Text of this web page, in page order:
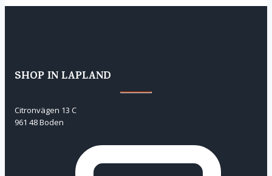
SHOP IN LAPLAND
Citronvägen 13 C
961 48 Boden